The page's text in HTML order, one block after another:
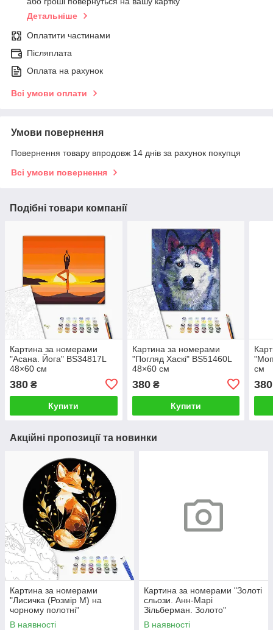
Детальніше
Оплатити частинами
Післяплата
Оплата на рахунок
Всі умови оплати
Умови повернення
Повернення товару впродовж 14 днів за рахунок покупця
Всі умови повернення
Подібні товари компанії
Картина за номерами
"Асана. Йога" BS34817L
48×60 см
380 ₴
Купити
Картина за номерами
"Погляд Хаскі" BS51460L
48×60 см
380₴
Купити
см
380
Акційні пропозиції та новинки
Картина за номерами
"Лисичка (Розмір М) на
чорному полотні"
RCB00126М 30
В наявності
Картина за номерами "Золоті
сльози. Анн-Марі
Зільберман. Золото"
BS52812L 48×60 см
В наявності